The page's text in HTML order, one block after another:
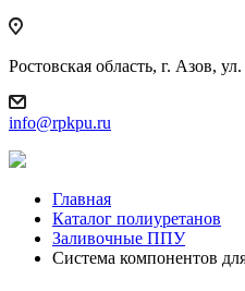
Ростовская область, г. Азов,
info@rpkpu.ru
Главная
Каталог полиуретанов
Заливочные ППУ
Система компонентов